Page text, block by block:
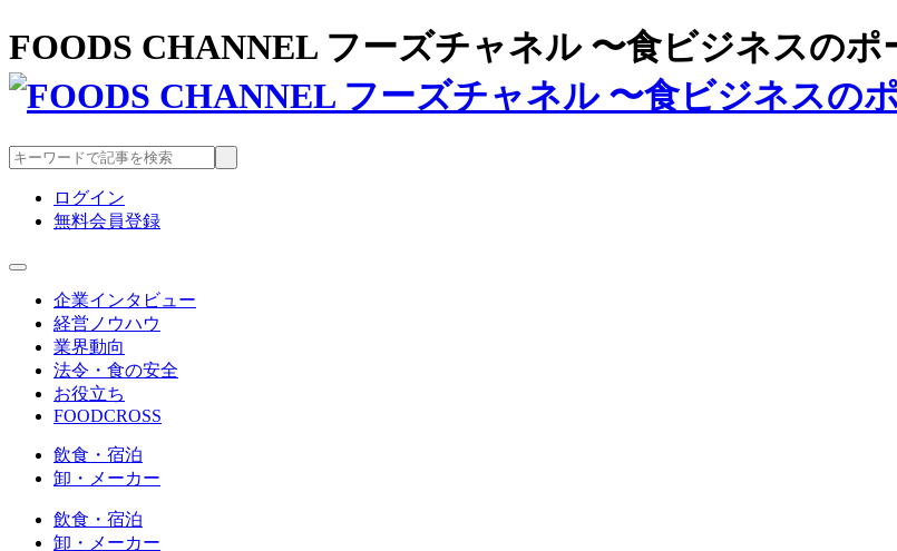
FOODS CHANNEL フーズチャネル 〜食ビジネスの
ログイン
無料会員登録
企業インタビュー
経営ノウハウ
業界動向
法令・食の安全
お役立ち
FOODCROSS
飲食・宿泊
卸・メーカー
飲食・宿泊
卸・メーカー